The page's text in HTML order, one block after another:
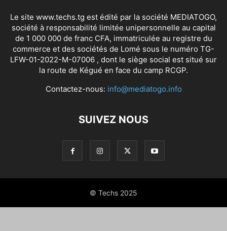
Le site www.techs.tg est édité par la société MEDIATOGO,
société à responsabilité limitée unipersonnelle au capital
de 1 000 000 de franc CFA, immatriculée au registre du
commerce et des sociétés de Lomé sous le numéro TG-
LFW-01-2022-M-07006 , dont le siège social est situé sur
la route de Kégué en face du camp RCGP.
Contactez-nous: info@mediatogo.info
SUIVEZ NOUS
© Techs 2025